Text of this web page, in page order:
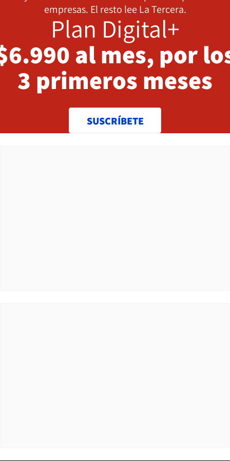
empresas. El resto lee La Tercera.
Plan Digital+
al mes, por
3 primeros meses
SUSCRÍBETE